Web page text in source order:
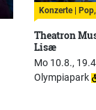
Konzerte |
Theatron
Lisæ
Mo 10.8.,
Olympiapark